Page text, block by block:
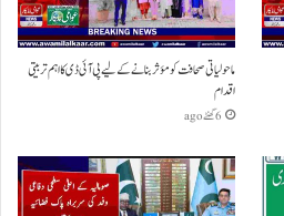
ماحولیاتی صحافت کو مؤثر بنانے کے لیے پی آئی ڈی کا اہم تربیتی
اقدام
6 گھنٹے ago